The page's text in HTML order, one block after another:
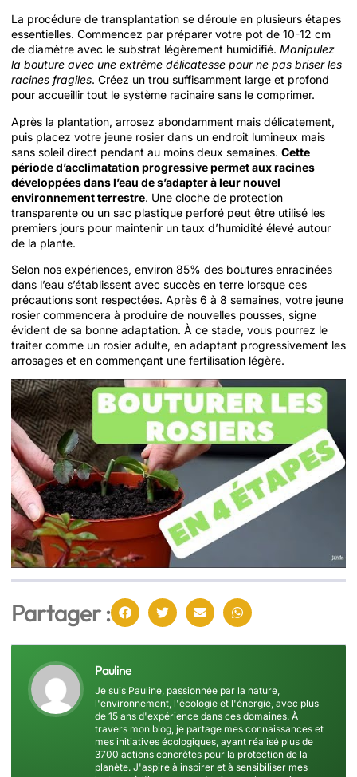
La procédure de transplantation se déroule en plusieurs étapes
essentielles. Commencez par préparer votre pot de 10-12 cm
de diamètre avec le substrat légèrement humidifié. Manipulez
la bouture avec une extrême délicatesse pour ne pas briser les
racines fragiles. Créez un trou suffisamment large et profond
pour accueillir tout le système racinaire sans le comprimer.
Après la plantation, arrosez abondamment mais délicatement,
puis placez votre jeune rosier dans un endroit lumineux mais
sans soleil direct pendant au moins deux semaines. Cette
période d’acclimatation progressive permet aux racines
développées dans l’eau de s’adapter à leur nouvel
environnement terrestre. Une cloche de protection
transparente ou un sac plastique perforé peut être utilisé les
premiers jours pour maintenir un taux d’humidité élevé autour
de la plante.
Selon nos expériences, environ 85% des boutures enracinées
dans l’eau s’établissent avec succès en terre lorsque ces
précautions sont respectées. Après 6 à 8 semaines, votre jeune
rosier commencera à produire de nouvelles pousses, signe
évident de sa bonne adaptation. À ce stade, vous pourrez le
traiter comme un rosier adulte, en adaptant progressivement les
arrosages et en commençant une fertilisation légère.
Partager :
Pauline
Je suis Pauline, passionnée par la nature,
l'environnement, l'écologie et l'énergie, avec plus
de 15 ans d'expérience dans ces domaines. À
travers mon blog, je partage mes connaissances et
mes initiatives écologiques, ayant réalisé plus de
3700 actions concrètes pour la protection de la
planète. J'aspire à inspirer et à sensibiliser mes